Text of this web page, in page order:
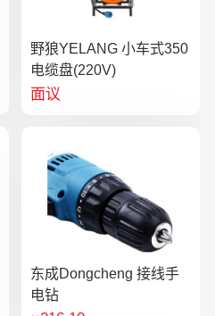
野狼YELANG 小车式350
电缆盘(220V)
面议
东成Dongcheng 接线手
电钻